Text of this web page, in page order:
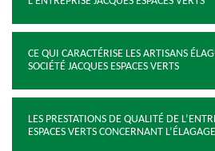
CE QUI CARACTÉRISE LES ARTISANS
SOCIÉTÉ JACQUES ESPACES VERTS
LES PRESTATIONS DE QUALITÉ DE
ESPACES VERTS CONCERNANT